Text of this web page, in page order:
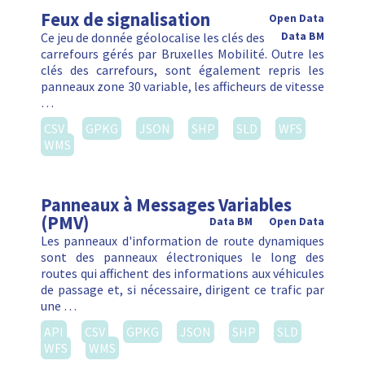
Feux de signalisation
Open Data
Data BM
Ce jeu de donnée géolocalise les clés des
carrefours gérés par Bruxelles Mobilité. Outre les
clés des carrefours, sont également repris les
panneaux zone 30 variable, les afficheurs de vitesse
…
CSV
GPKG JSON SHP SLD
WFS
WMS
Panneaux à Messages Variables
(PMV) Open Data
Data BM
Les panneaux d'information de route dynamiques
sont des panneaux électroniques le long des
routes qui affichent des informations aux véhicules
de passage et, si nécessaire, dirigent ce trafic par
une …
API
CSV GPKG JSON SHP
SLD
WFS
WMS